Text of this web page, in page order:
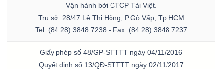
Vận hành bởi CTCP Tài Việt.
Trụ sở: 28/47 Lê Thị Hồng, P.Gò Vấp, Tp.HCM
Tel: (84.28) 3848 7238 - Fax: (84.28) 3848 7237
Giấy phép số 48/GP-STTTT ngày 04/11/2016
Quyết định số 13/QĐ-STTTT ngày 02/11/2017